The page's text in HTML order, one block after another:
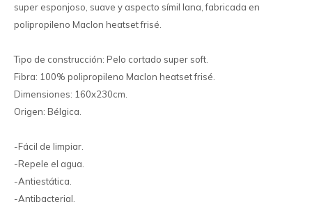
super esponjoso, suave y aspecto símil lana, fabricada en
polipropileno Maclon heatset frisé.
Tipo de construcción: Pelo cortado super soft.
Fibra: 100% polipropileno Maclon heatset frisé.
Dimensiones: 160x230cm.
Origen: Bélgica.
-Fácil de limpiar.
-Repele el agua.
-Antiestática.
-Antibacterial.